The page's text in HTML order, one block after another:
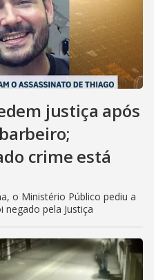
justiça após
crime está
o Ministério Público pediu a
pela Justiça